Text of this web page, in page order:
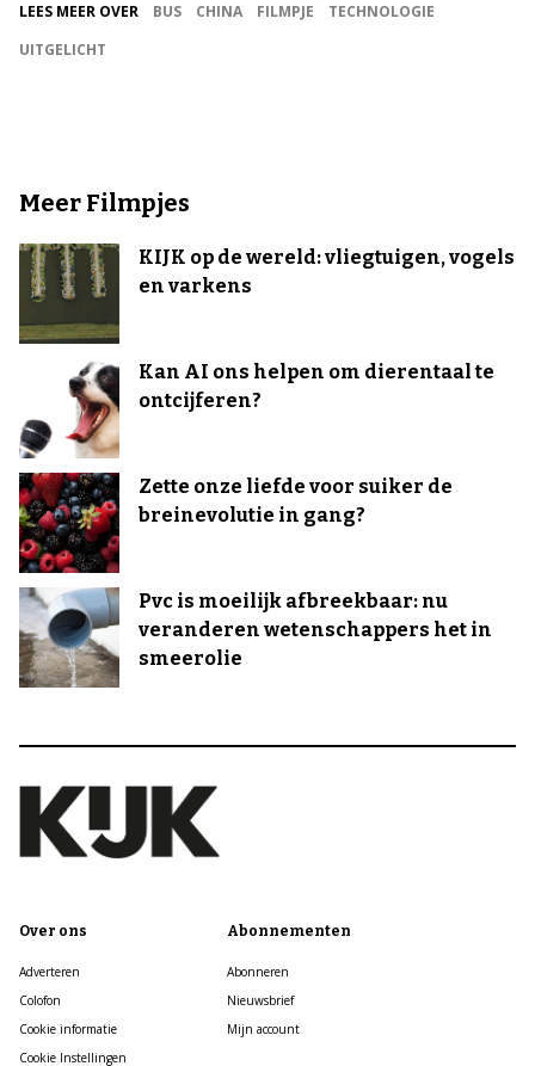
LEES MEER OVER BUS CHINA FILMPJE
TECHNOLOGIE
UITGELICHT
Meer Filmpjes
KIJK op de wereld: vliegtuigen, vogels
en varkens
Kan AI ons helpen om dierentaal te
ontcijferen?
Zette onze liefde voor suiker de
breinevolutie in gang?
Pvc is moeilijk afbreekbaar: nu
veranderen wetenschappers het in
smeerolie
Over ons
Adverteren
Colofon
Cookie informatie
Cookie Instellingen
Abonnementen
Abonneren
Nieuwsbrief
Mijn account